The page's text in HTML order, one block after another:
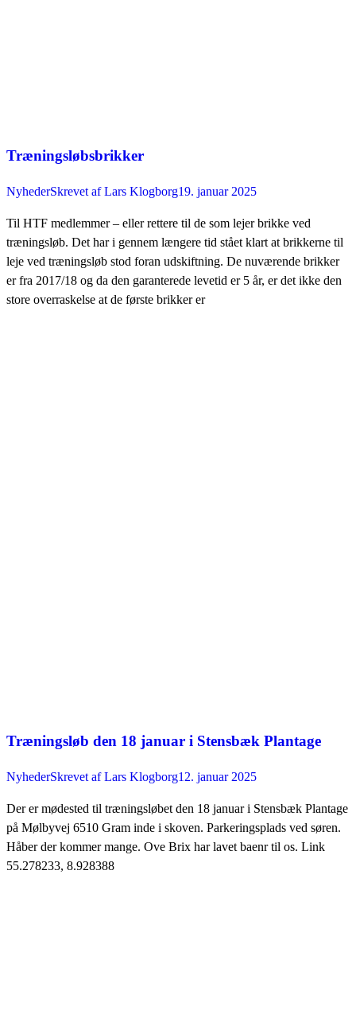
Træningsløbsbrikker
NyhederSkrevet afLars Klogborg19. januar 2025
Til HTF medlemmer – eller rettere til de som lejer brikke ved
træningsløb. Det har i gennem længere tid stået klart at brikkerne til
leje ved træningsløb stod foran udskiftning. De nuværende brikker
er fra 2017/18 og da den garanterede levetid er 5 år, er det ikke den
store overraskelse at de første brikker er
Træningsløb den 18 januar i Stensbæk Plantage
NyhederSkrevet afLars Klogborg12. januar 2025
Der er mødested til træningsløbet den 18 januar i Stensbæk Plantage
på Mølbyvej 6510 Gram inde i skoven. Parkeringsplads ved søren.
Håber der kommer mange. Ove Brix har lavet baenr til os. Link
55.278233, 8.928388